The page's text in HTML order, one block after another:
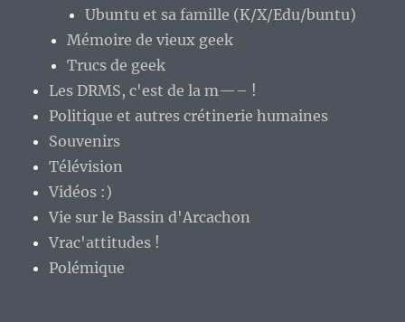
Ubuntu et sa famille (K/X/Edu/buntu)
Mémoire de vieux geek
Trucs de geek
Les DRMS, c'est de la m—– !
Politique et autres crétinerie humaines
Souvenirs
Télévision
Vidéos :)
Vie sur le Bassin d'Arcachon
Vrac'attitudes !
Polémique